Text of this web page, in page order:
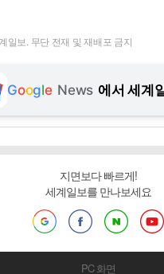
일보. 무단 전재 및 재배포 금지
Google News 에서 세계
지면보다 빠르게!
세계일보를 만나보세요
PC 화면